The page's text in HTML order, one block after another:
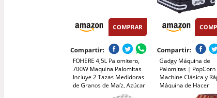
COMPRAR
Compartir:
FOHERE 4,5L Palomitero,
700W Maquina Palomitas
Incluye 2 Tazas Medidoras
de Granos de Maíz, Azúcar
y Aceite, Agitación
Compartir:
Gadgy Máquina de
Palomitas | PopCorn
Machine Clásica y
Máquina de Hacer
Palomitas de Aire